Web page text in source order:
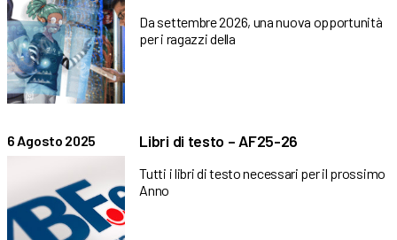
Da settembre 2026, una nuova opportunità
per i ragazzi della
6 Agosto 2025 Libri di testo – AF25-26
Tutti i libri di testo necessari per il prossimo
Anno